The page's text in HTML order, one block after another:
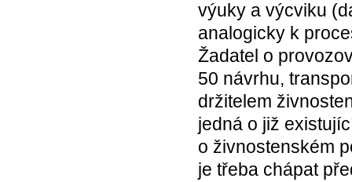
výuky a výcviku
analogicky k
Žadatel o
50 návrhu,
držitelem
jedná o již
o živnostenském
je třeba chápat